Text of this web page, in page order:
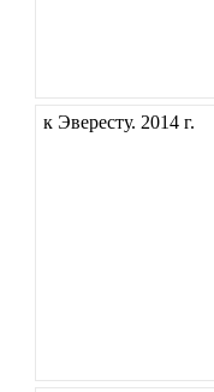
к Эвересту. 2014 г.